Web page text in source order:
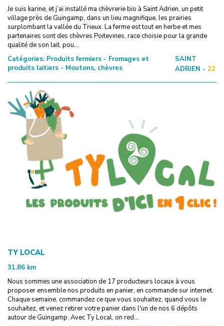
Je suis karine, et j’ai installé ma chèvrerie bio à Saint Adrien, un petit
village près de Guingamp, dans un lieu magnifique, les prairies
surplombant la vallée du Trieux. La ferme est tout en herbe et mes
partenaires sont des chèvres Poitevines, race choisie pour la grande
qualité de son lait, pou...
Catégories: Produits fermiers - Fromages et
produits laitiers - Moutons, chèvres
SAINT
ADRIEN - 22
TY LOCAL
31.86 km
Nous sommes une association de 17 producteurs locaux à vous
proposer ensemble nos produits en panier, en commande sur internet.
Chaque semaine, commandez ce que vous souhaitez, quand vous le
souhaitez, et venez retirer votre panier dans l'un de nos 6 dépôts
autour de Guingamp. Avec Ty Local, on red...